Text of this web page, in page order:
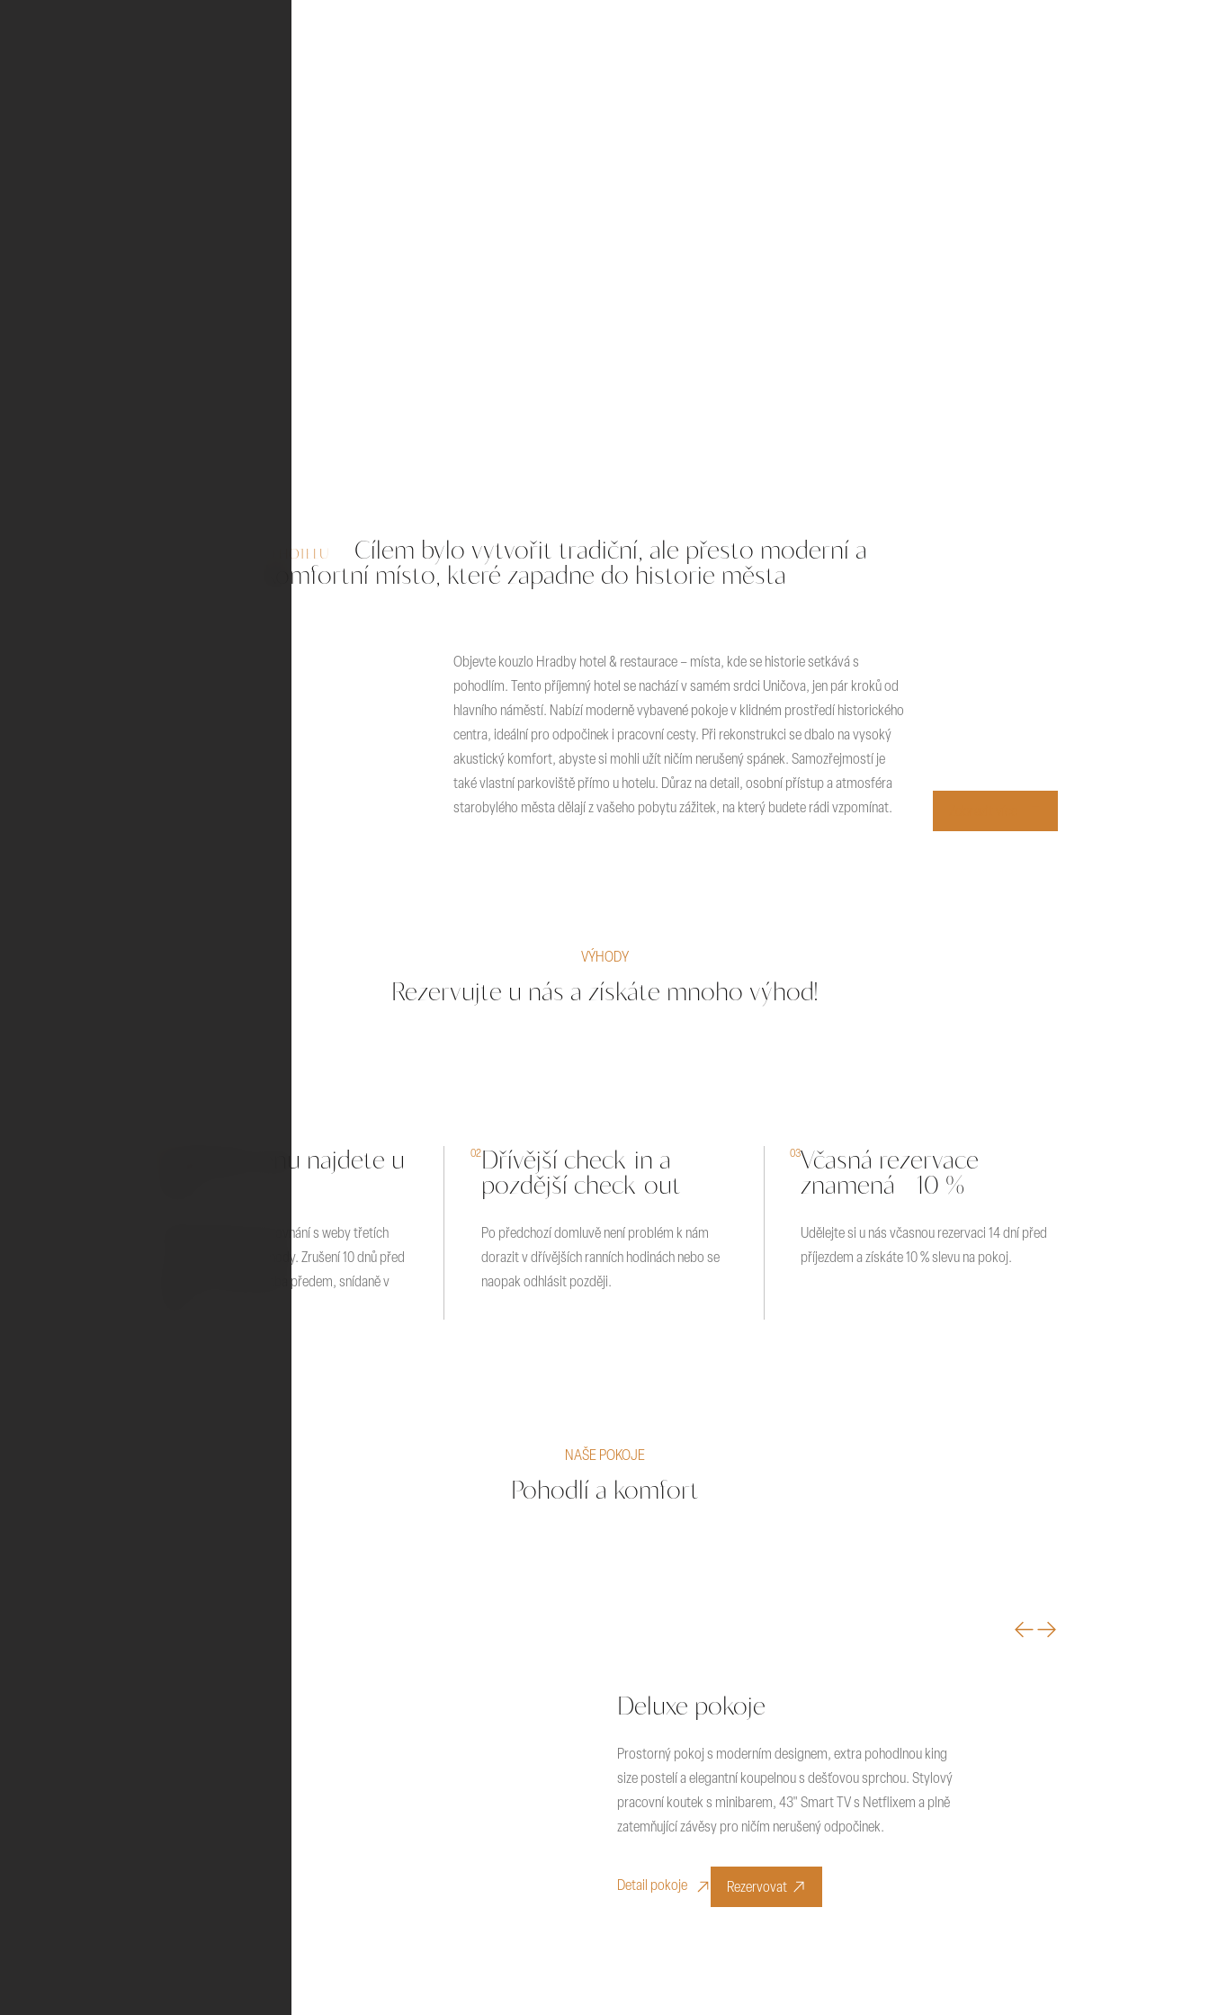
O HOTELU
Cílem bylo vytvořit tradiční, ale přesto moderní a
komfortní místo, které zapadne do historie města
Objevte kouzlo Hradby hotel & restaurace – místa, kde se historie setkává s
pohodlím. Tento příjemný hotel se nachází v samém srdci Uničova, jen pár kroků od
hlavního náměstí. Nabízí moderně vybavené pokoje v klidném prostředí historického
centra, ideální pro odpočinek i pracovní cesty. Při rekonstrukci se dbalo na vysoký
akustický komfort, abyste si mohli užít ničím nerušený spánek. Samozřejmostí je
také vlastní parkoviště přímo u hotelu. Důraz na detail, osobní přístup a atmosféra
starobylého města dělají z vašeho pobytu zážitek, na který budete rádi vzpomínat.
VÝHODY
Rezervujte u nás a získáte mnoho výhod!
Nejlepší cenu najdete u
Přímá rezervace ve srovnání s weby třetích
stran nabízí samé výhody. Zrušení 10 dnů před
příjezdem, žádná platba předem, snídaně v
02Dřívější check-in a
pozdější check-out
Po předchozí domluvě není problém k nám
dorazit v dřívějších ranních hodinách nebo se
naopak odhlásit později.
03Včasná rezervace
znamená - 10 %
Udělejte si u nás včasnou rezervaci 14 dní před
příjezdem a získáte 10 % slevu na pokoj.
NAŠE POKOJE
Pohodlí a komfort
Deluxe pokoje
Prostorný pokoj s moderním designem, extra pohodlnou king
size postelí a elegantní koupelnou s dešťovou sprchou. Stylový
pracovní koutek s minibarem, 43" Smart TV s Netflixem a plně
zatemňující závěsy pro ničím nerušený odpočinek.
Detail pokoje Rezervovat